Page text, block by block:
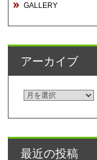
GALLERY
アーカイブ
ア
イ
ブ
最近の投稿